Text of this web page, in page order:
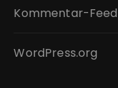
Kommentar-Feed
WordPress.org